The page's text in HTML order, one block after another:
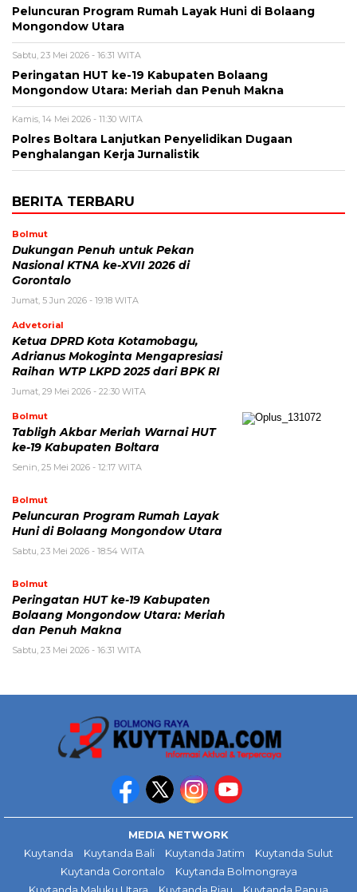
Peluncuran Program Rumah Layak Huni di Bolaang
Mongondow Utara
Sabtu, 23 Mei 2026 - 16:31 WITA
Peringatan HUT ke-19 Kabupaten Bolaang
Mongondow Utara: Meriah dan Penuh Makna
Kamis, 14 Mei 2026 - 11:30 WITA
Polres Boltara Lanjutkan Penyelidikan Dugaan
Penghalangan Kerja Jurnalistik
BERITA TERBARU
Bolmut
Dukungan Penuh untuk Pekan
Nasional KTNA ke-XVII 2026 di
Gorontalo
Jumat, 5 Jun 2026 - 19:18 WITA
Advetorial
Ketua DPRD Kota Kotamobagu,
Adrianus Mokoginta Mengapresiasi
Raihan WTP LKPD 2025 dari BPK RI
Jumat, 29 Mei 2026 - 22:30 WITA
Bolmut
Tabligh Akbar Meriah Warnai HUT
ke-19 Kabupaten Boltara
Senin, 25 Mei 2026 - 12:17 WITA
Bolmut
Peluncuran Program Rumah Layak
Huni di Bolaang Mongondow Utara
Sabtu, 23 Mei 2026 - 18:54 WITA
Bolmut
Peringatan HUT ke-19 Kabupaten
Bolaang Mongondow Utara: Meriah
dan Penuh Makna
Sabtu, 23 Mei 2026 - 16:31 WITA
MEDIA NETWORK
Kuytanda
Kuytanda Bali Kuytanda Jatim
Kuytanda Sulut
Kuytanda Gorontalo
Kuytanda Bolmongraya